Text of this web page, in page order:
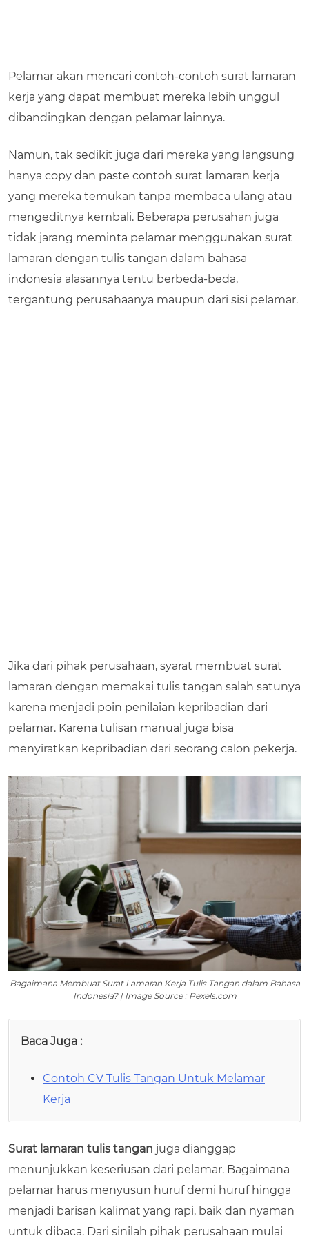
Pelamar akan mencari contoh-contoh surat lamaran
kerja yang dapat membuat mereka lebih unggul
dibandingkan dengan pelamar lainnya.
Namun, tak sedikit juga dari mereka yang langsung
hanya copy dan paste contoh surat lamaran kerja
yang mereka temukan tanpa membaca ulang atau
mengeditnya kembali. Beberapa perusahan juga
tidak jarang meminta pelamar menggunakan surat
lamaran dengan tulis tangan dalam bahasa
indonesia alasannya tentu berbeda-beda,
tergantung perusahaanya maupun dari sisi pelamar.
Jika dari pihak perusahaan, syarat membuat surat
lamaran dengan memakai tulis tangan salah satunya
karena menjadi poin penilaian kepribadian dari
pelamar. Karena tulisan manual juga bisa
menyiratkan kepribadian dari seorang calon pekerja.
Bagaimana Membuat Surat Lamaran Kerja Tulis Tangan dalam Bahasa
Indonesia? | Image Source : Pexels.com
Baca Juga :
Contoh CV Tulis Tangan Untuk Melamar
Kerja
Surat lamaran tulis tangan juga dianggap
menunjukkan keseriusan dari pelamar. Bagaimana
pelamar harus menyusun huruf demi huruf hingga
menjadi barisan kalimat yang rapi, baik dan nyaman
untuk dibaca. Dari sinilah pihak perusahaan mulai